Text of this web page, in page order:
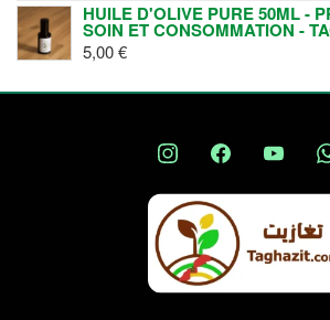
HUILE D'OLIVE PURE 50ML -
SOIN ET CONSOMMATION -
5,00€